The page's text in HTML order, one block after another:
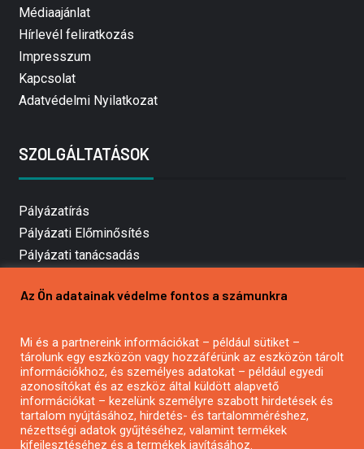
Médiaajánlat
Hírlevél feliratkozás
Impresszum
Kapcsolat
Adatvédelmi Nyilatkozat
SZOLGÁLTATÁSOK
Pályázatírás
Pályázati Előminősítés
Pályázati tanácsadás
Mezőgazdasági pályázatírás
Pályázatírás civil szervezeteknek
Pályázatírás önkormányzatoknak
Pályázatfigyelés
Specifikus pályázatfigyelés vagy hírlevél
Az Ön adatainak védelme fontos a számunkra
Mi és a partnereink információkat – például sütiket –
tárolunk egy eszközön vagy hozzáférünk az eszközön tárolt
információkhoz, és személyes adatokat – például egyedi
azonosítókat és az eszköz által küldött alapvető
információkat – kezelünk személyre szabott hirdetések és
tartalom nyújtásához, hirdetés- és tartalomméréshez,
nézettségi adatok gyűjtéséhez, valamint termékek
kifejlesztéséhez és a termékek javításához.